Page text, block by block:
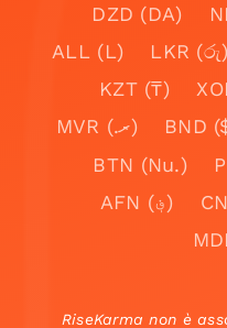
DZD (DA)
ALL (L)
LKR (රු)
KZT (₸)
MVR (.ރ)
BND
BTN (Nu.)
AFN (؋)
RiseKarma non è